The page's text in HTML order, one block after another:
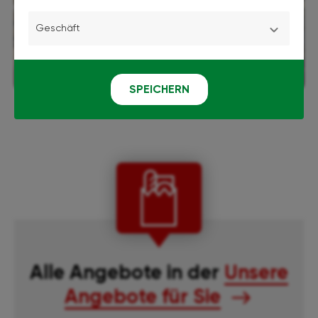
Alle Angebote in der Unsere
Angebote für Sie
SPEICHERN